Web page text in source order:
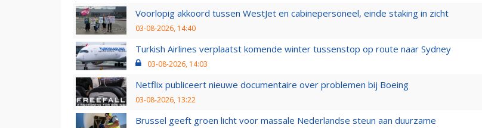
Voorlopig akkoord tussen WestJet en cabinepersoneel, einde staking in zicht
03-08-2026, 14:40
Turkish Airlines verplaatst komende winter tussenstop op route naar Sydney
03-08-2026, 14:03
Netflix publiceert nieuwe documentaire over problemen bij Boeing
03-08-2026, 13:22
Brussel geeft groen licht voor massale Nederlandse steun aan duurzame